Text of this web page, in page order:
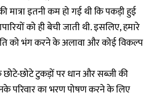
मात्रा इतनी कम हो गई थी कि पकड़ी हुई
को ही बेची जाती थी. इसलिए, हमारे
को भंग करने के अलावा और कोई विकल्प
छोटे टुकड़ों पर धान और सब्जी की
परिवार का भरण पोषण करने के लिए